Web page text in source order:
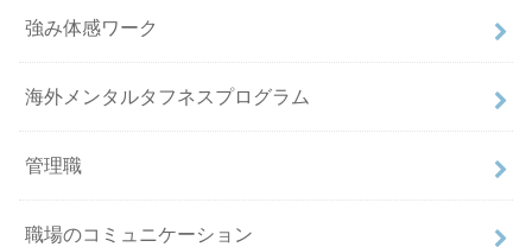
強み体感ワーク
海外メンタルタフネスプログラム
管理職
職場のコミュニケーション